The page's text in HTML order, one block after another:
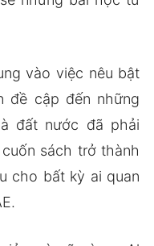
vào việc nêu bật
đề cập đến những
đất nước đã phải
sách trở thành
cho bất kỳ ai quan